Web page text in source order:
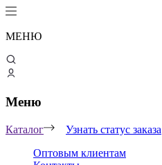
МЕНЮ
Меню
Каталог
Узнать статус заказа
Оптовым клиентам